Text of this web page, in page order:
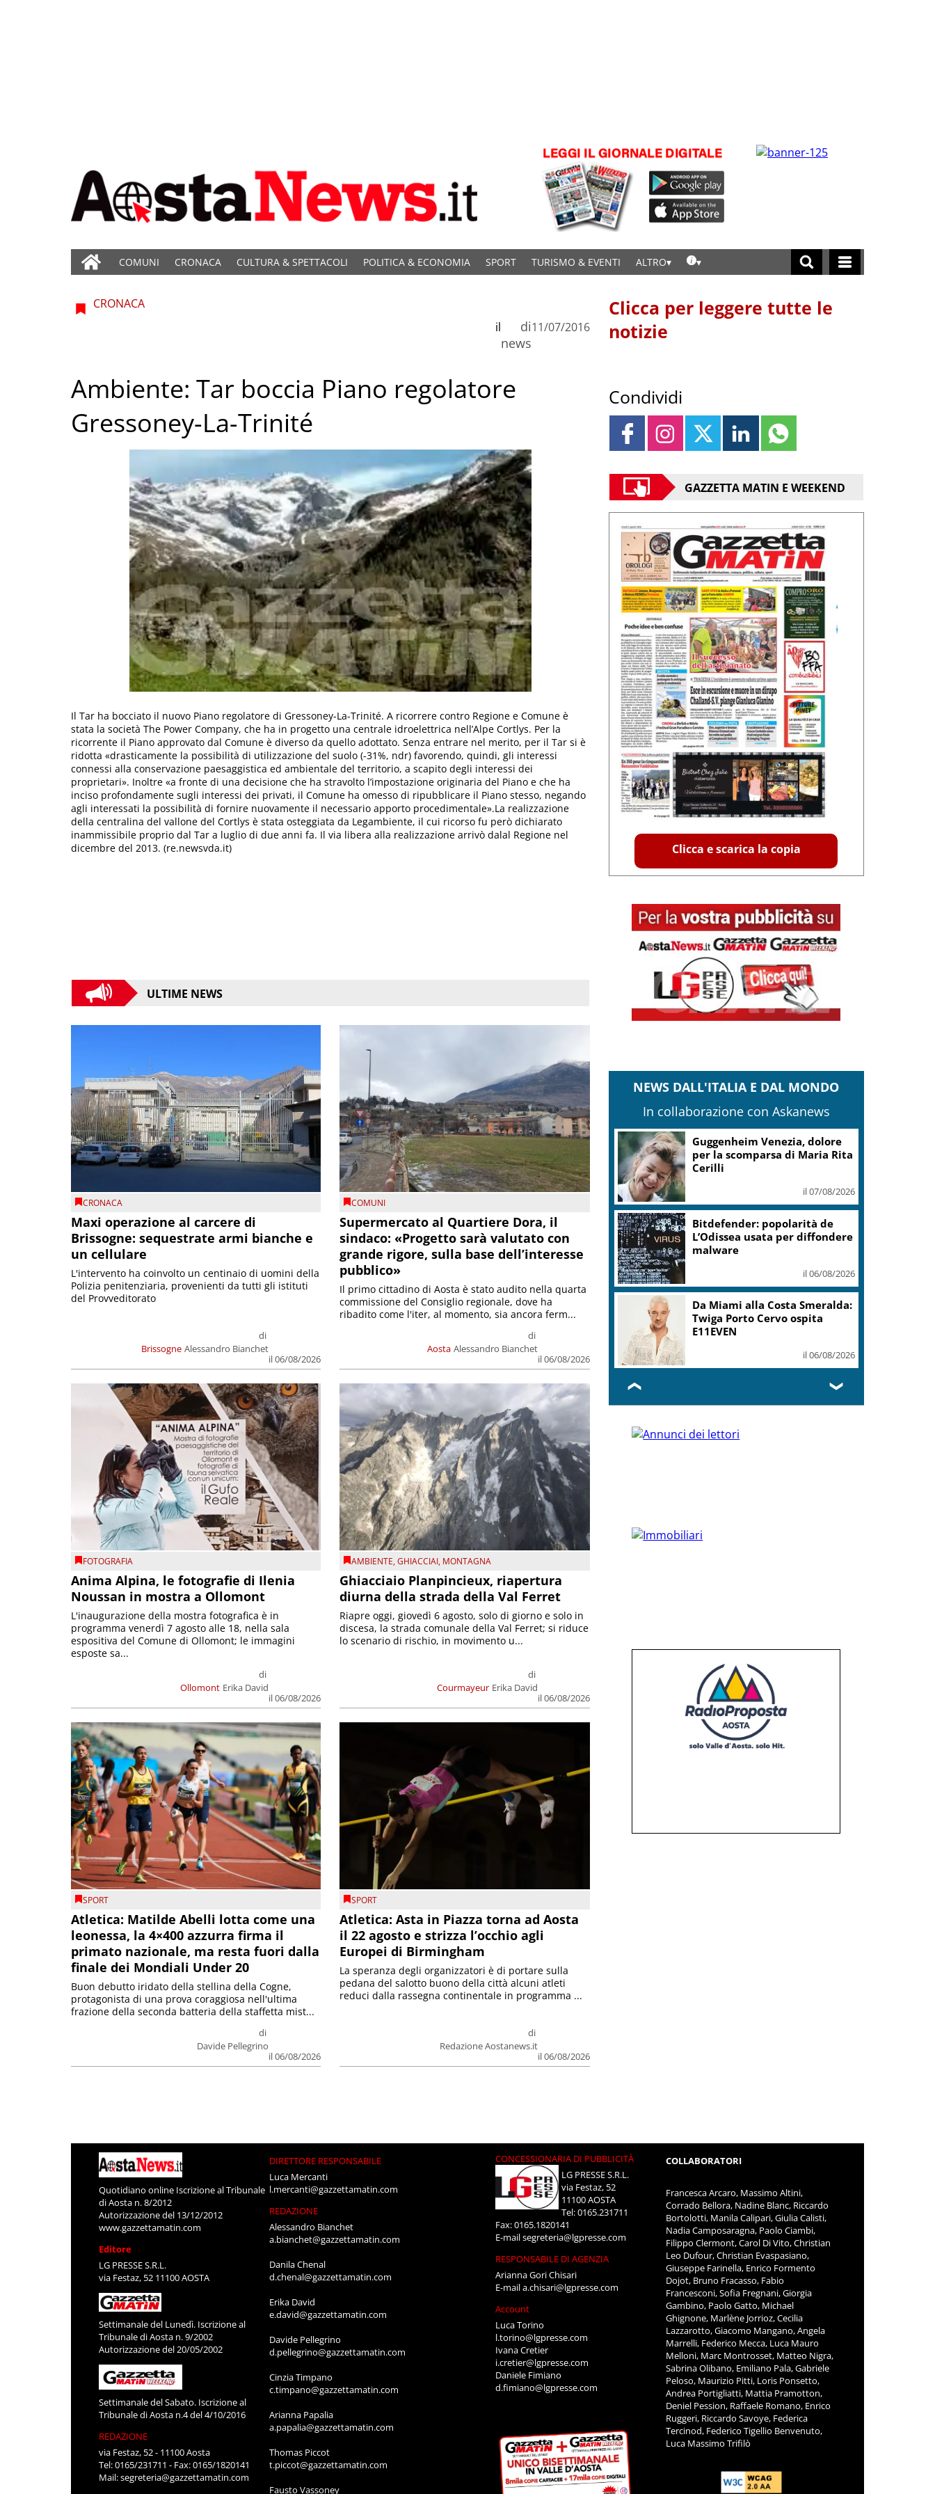
COMUNI CRONACA CULTURA & SPETTACOLI POLITICA & ECONOMIA SPORT TURISMO & EVENTI ALTRO
CRONACA
di
news
il 11/07/2016
Ambiente: Tar boccia Piano regolatore
Gressoney-La-Trinité
Il Tar ha bocciato il nuovo Piano regolatore di Gressoney-La-Trinité. A ricorrere contro Regione e Comune è
stata la società The Power Company, che ha in progetto una centrale idroelettrica nell’Alpe Cortlys. Per la
ricorrente il Piano approvato dal Comune è diverso da quello adottato. Senza entrare nel merito, per il Tar si è
ridotta «drasticamente la possibilità di utilizzazione del suolo (-31%, ndr) favorendo, quindi, gli interessi
connessi alla conservazione paesaggistica ed ambientale del territorio, a scapito degli interessi dei
proprietari». Inoltre «a fronte di una decisione che ha stravolto l’impostazione originaria del Piano e che ha
inciso profondamente sugli interessi dei privati, il Comune ha omesso di ripubblicare il Piano stesso, negando
agli interessati la possibilità di fornire nuovamente il necessario apporto procedimentale».La realizzazione
della centralina del vallone del Cortlys è stata osteggiata da Legambiente, il cui ricorso fu però dichiarato
inammissibile proprio dal Tar a luglio di due anni fa. Il via libera alla realizzazione arrivò dalal Regione nel
dicembre del 2013. (re.newsvda.it)
ULTIME NEWS
CRONACA
Maxi operazione al carcere di
Brissogne: sequestrate armi bianche e
un cellulare
Brissogne
di
Alessandro Bianchet
il 06/08/2026
L'intervento ha coinvolto un centinaio di uomini della
Polizia penitenziaria, provenienti da tutti gli istituti
del Provveditorato
COMUNI
Supermercato al Quartiere Dora, il
sindaco: «Progetto sarà valutato con
grande rigore, sulla base dell’interesse
pubblico»
Aosta
di
Alessandro Bianchet
il 06/08/2026
Il primo cittadino di Aosta è stato audito nella quarta
commissione del Consiglio regionale, dove ha
ribadito come l'iter, al momento, sia ancora ferm...
FOTOGRAFIA
Anima Alpina, le fotografie di Ilenia
Noussan in mostra a Ollomont
Ollomont
di
Erika David
il 06/08/2026
L'inaugurazione della mostra fotografica è in
programma venerdì 7 agosto alle 18, nella sala
espositiva del Comune di Ollomont; le immagini
esposte sa...
AMBIENTE,GHIACCIAI, MONTAGNA
Ghiacciaio Planpincieux, riapertura
diurna della strada della Val Ferret
Courmayeur
di
Erika David
il 06/08/2026
Riapre oggi, giovedì 6 agosto, solo di giorno e solo in
discesa, la strada comunale della Val Ferret; si riduce
lo scenario di rischio, in movimento u...
SPORT
Atletica: Matilde Abelli lotta come una
leonessa, la 4×400 azzurra firma il
primato nazionale, ma resta fuori dalla
finale dei Mondiali Under 20
di
Davide Pellegrino
il 06/08/2026
Buon debutto iridato della stellina della Cogne,
protagonista di una prova coraggiosa nell'ultima
frazione della seconda batteria della staffetta mist...
SPORT
Atletica: Asta in Piazza torna ad Aosta
il 22 agosto e strizza l’occhio agli
Europei di Birmingham
di
Redazione Aostanews.it
il 06/08/2026
La speranza degli organizzatori è di portare sulla
pedana del salotto buono della città alcuni atleti
reduci dalla rassegna continentale in programma ...
Clicca per leggere tutte le
notizie
Condividi
GAZZETTA MATIN E WEEKEND
Clicca e scarica la copia
NEWS DALL'ITALIA E DAL MONDO
In collaborazione con Askanews
Guggenheim Venezia, dolore
per la scomparsa di Maria Rita
Cerilli
il 07/08/2026
Bitdefender: popolarità de
L’Odissea usata per diffondere
malware
il 06/08/2026
Da Miami alla Costa Smeralda:
Twiga Porto Cervo ospita
E11EVEN
il 06/08/2026
❮ ❯
Quotidiano online Iscrizione al Tribunale
di Aosta n. 8/2012
Autorizzazione del 13/12/2012
www.gazzettamatin.com
Editore
LG PRESSE S.R.L.
via Festaz, 52 11100 AOSTA
Settimanale del Lunedì. Iscrizione al
Tribunale di Aosta n. 9/2002
Autorizzazione del 20/05/2002
Settimanale del Sabato. Iscrizione al
Tribunale di Aosta n.4 del 4/10/2016
REDAZIONE
via Festaz, 52 - 11100 Aosta
Tel: 0165/231711 - Fax: 0165/1820141
Mail:segreteria@gazzettamatin.com
DIRETTORE RESPONSABILE
Luca Mercanti
l.mercanti@gazzettamatin.com
REDAZIONE
Alessandro Bianchet
a.bianchet@gazzettamatin.com
Danila Chenal
d.chenal@gazzettamatin.com
Erika David
e.david@gazzettamatin.com
Davide Pellegrino
d.pellegrino@gazzettamatin.com
Cinzia Timpano
c.timpano@gazzettamatin.com
Arianna Papalia
a.papalia@gazzettamatin.com
Thomas Piccot
t.piccot@gazzettamatin.com
Fausto Vassoney
CONCESSIONARIA DI PUBBLICITÀ
LG PRESSE S.R.L.
via Festaz, 52
11100 AOSTA
Tel: 0165.231711
Fax: 0165.1820141
E-mailsegreteria@lgpresse.com
RESPONSABILE DI AGENZIA
Arianna Gori Chisari
E-maila.chisari@lgpresse.com
Account
Luca Torino
l.torino@lgpresse.com
Ivana Cretier
i.cretier@lgpresse.com
Daniele Fimiano
d.fimiano@lgpresse.com
COLLABORATORI
Francesca Arcaro, Massimo Altini,
Corrado Bellora, Nadine Blanc, Riccardo
Bortolotti, Manila Calipari, Giulia Calisti,
Nadia Camposaragna, Paolo Ciambi,
Filippo Clermont, Carol Di Vito, Christian
Leo Dufour, Christian Evaspasiano,
Giuseppe Farinella, Enrico Formento
Dojot, Bruno Fracasso, Fabio
Francesconi, Sofia Fregnani, Giorgia
Gambino, Paolo Gatto, Michael
Ghignone, Marlène Jorrioz, Cecilia
Lazzarotto, Giacomo Mangano, Angela
Marrelli, Federico Mecca, Luca Mauro
Melloni, Marc Montrosset, Matteo Nigra,
Sabrina Olibano, Emiliano Pala, Gabriele
Peloso, Maurizio Pitti, Loris Ponsetto,
Andrea Portigliatti, Mattia Pramotton,
Deniel Pession, Raffaele Romano, Enrico
Ruggeri, Riccardo Savoye, Federica
Tercinod, Federico Tigellio Benvenuto,
Luca Massimo Trifilò